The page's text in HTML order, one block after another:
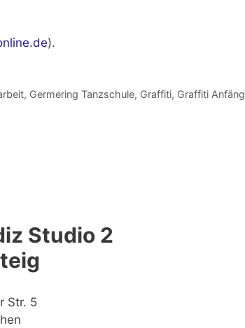
).
, Germering Tanzschule, Graffiti, Graffiti
Studio 2
Str. 5